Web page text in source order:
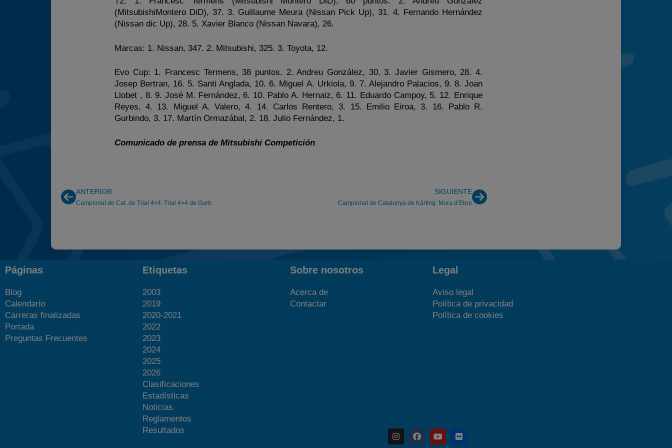
(MitsubishiMontero DiD), 37. 3. Guillaume Meura (Nissan Pick Up), 31. 4. Fernando Hernández
(Nissan dic Up), 28. 5. Xavier Blanco (Nissan Navara), 26.
Marcas: 1. Nissan, 347. 2. Mitsubishi, 325. 3. Toyota, 12.
Evo Cup: 1. Francesc Termens, 38 puntos. 2. Andreu González, 30. 3. Javier Gismero, 28. 4.
Josep Bertran, 16. 5. Santi Anglada, 10. 6. Miguel A. Urkiola, 9. 7. Alejandro Palacios, 9. 8. Joan
Llobet , 8. 9. José M. Fernández, 6. 10. Pablo A. Hernaiz, 6. 11. Eduardo Campoy, 5. 12. Enrique
Reyes, 4. 13. Miguel A. Valero, 4. 14. Carlos Rentero, 3. 15. Emilio Eiroa, 3. 16. Pablo R.
Gurbindo, 3. 17. Martín Ormazábal, 2. 18. Julio Fernández, 1.
Comunicado de prensa de Mitsubishi Competición
ANTERIOR
Campionat de Cat. de Trial 4×4: Trial 4×4 de Gurb
SIGUIENTE
Campionat de Catalunya de Kàrting: Mora d’Ebre
Páginas
Blog
Calendario
Carreras finalizadas
Portada
Preguntas Frecuentes
Etiquetas
2003
2019
2020-2021
2022
2023
2024
2025
2026
Clasificaciones
Estadísticas
Noticias
Reglamentos
Resultados
Sobre nosotros
Acerca de
Contactar
Legal
Aviso legal
Política de privacidad
Política de cookies